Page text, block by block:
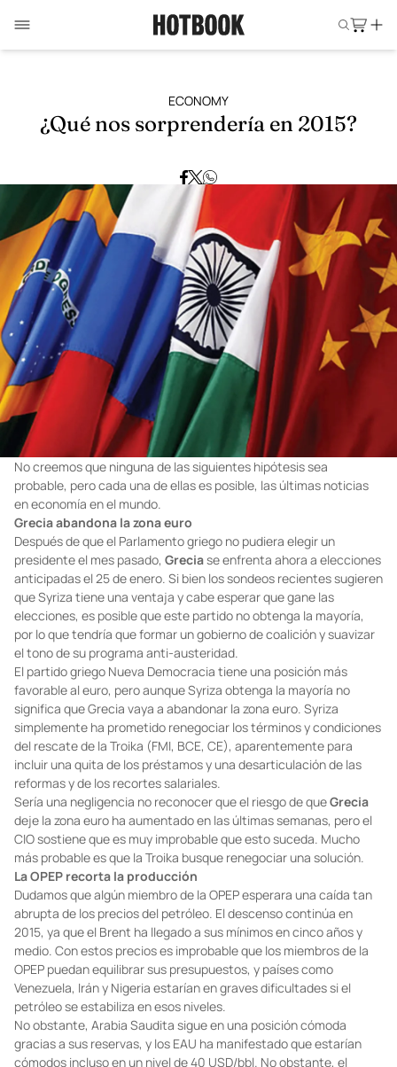
ECONOMY
¿Qué nos sorprendería en 2015?
No creemos que ninguna de las siguientes hipótesis sea
probable, pero cada una de ellas es posible, las últimas noticias
en economía en el mundo.
Grecia abandona la zona euro
Después de que el Parlamento griego no pudiera elegir un
presidente el mes pasado, Greciase enfrenta ahora a elecciones
anticipadas el 25 de enero. Si bien los sondeos recientes sugieren
que Syriza tiene una ventaja y cabe esperar que gane las
elecciones, es posible que este partido no obtenga la mayoría,
por lo que tendría que formar un gobierno de coalición y suavizar
el tono de su programa anti-austeridad.
El partido griego Nueva Democracia tiene una posición más
favorable al euro, pero aunque Syriza obtenga la mayoría no
significa que Grecia vaya a abandonar la zona euro. Syriza
simplemente ha prometido renegociar los términos y condiciones
del rescate de la Troika (FMI, BCE, CE), aparentemente para
incluir una quita de los préstamos y una desarticulación de las
reformas y de los recortes salariales.
Sería una negligencia no reconocer que el riesgo de queGrecia
deje la zona euro ha aumentado en las últimas semanas, pero el
CIO sostiene que es muy improbable que esto suceda. Mucho
más probable es que la Troika busque renegociar una solución.
La OPEP recorta la producción
Dudamos que algún miembro de la OPEP esperara una caída tan
abrupta de los precios del petróleo. El descenso continúa en
2015, ya que el Brent ha llegado a sus mínimos en cinco años y
medio. Con estos precios es improbable que los miembros de la
OPEP puedan equilibrar sus presupuestos, y países como
Venezuela, Irán y Nigeria estarían en graves dificultades si el
petróleo se estabiliza en esos niveles.
No obstante, Arabia Saudita sigue en una posición cómoda
gracias a sus reservas, y los EAU ha manifestado que estarían
cómodos incluso en un nivel de 40 USD/bbl. No obstante, el